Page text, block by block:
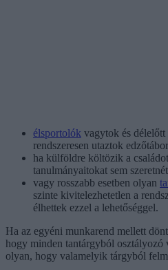
élsportolók vagytok és délelőtt
rendszeresen utaztok
ha külföldre költözik a
tanulmányaitokat sem
vagy rosszabb esetben olyan
szinte kivitelezhetetlen a
élhettek ezzel a lehetőséggel.
Ha az egyéni munkarend mellett
hogy minden tantárgyból osztályozó
olyan, hogy valamelyik tárgyból